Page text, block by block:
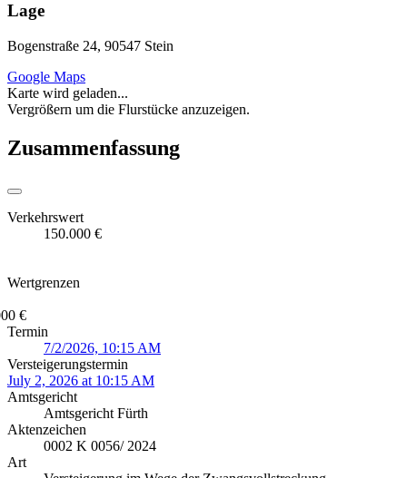
Lage
Bogenstraße 24, 90547 Stein
Google Maps
Karte wird geladen...
Vergrößern um die Flurstücke anzuzeigen.
Zusammenfassung
Verkehrswert
150.000 €
Wertgrenzen
€
Termin
7/2/2026, 10:15 AM
Versteigerungstermin
July 2, 2026 at 10:15 AM
Amtsgericht
Amtsgericht Fürth
Aktenzeichen
0002 K 0056/ 2024
Art